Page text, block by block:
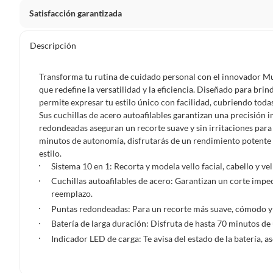
Satisfacción garantizada
Debe estar en perfecto estado, con todas sus etiquetas,
Productos que, por su naturaleza, no puedan ser devueltos,
Confeccionados a la medida.
De uso personal.
En sodimac.cl te damos 30 días desde que recibes el
etiquetas y sin uso, tal como te lo entregamos.
Productos digitales que se entregan a través de una
programas para el computador.
remanufacturados o con alguna deficiencia, que sean
Alimentos, bebidas, medicamentos, suplementos alimenticios,
Descripción
Transforma tu rutina de cuidado personal con el innovador
que redefine la versatilidad y la eficiencia. Diseñado para
permite expresar tu estilo único con facilidad, cubriendo
Sus cuchillas de acero autoafilables garantizan una precisión
redondeadas aseguran un recorte suave y sin irritaciones
minutos de autonomía, disfrutarás de un rendimiento
estilo.
Sistema 10 en 1: Recorta y modela vello facial, cabello y
Cuchillas autoafilables de acero: Garantizan un corte
reemplazo.
Puntas redondeadas: Para un recorte más suave,
Batería de larga duración: Disfruta de hasta 70 minutos
Indicador LED de carga: Te avisa del estado de la batería,